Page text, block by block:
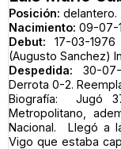
Posición: delantero.
Nacimiento: 09-07-
Debut: 17-03-
(Augusto Sanchez)
Despedida: 30-
Derrota 0-2.
Biografía: Jugó
Metropolitano,
Nacional. Llegó a
Vigo que estaba